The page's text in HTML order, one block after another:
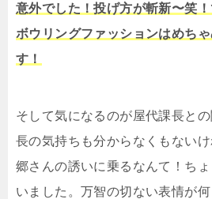
意外でした！投げ方が斬新〜笑
ボウリングファッションはめち
す！
そして気になるのが屋代課長と
長の気持ちも分からなくもない
郷さんの誘いに乗るなんて！ち
いました。万智の切ない表情が